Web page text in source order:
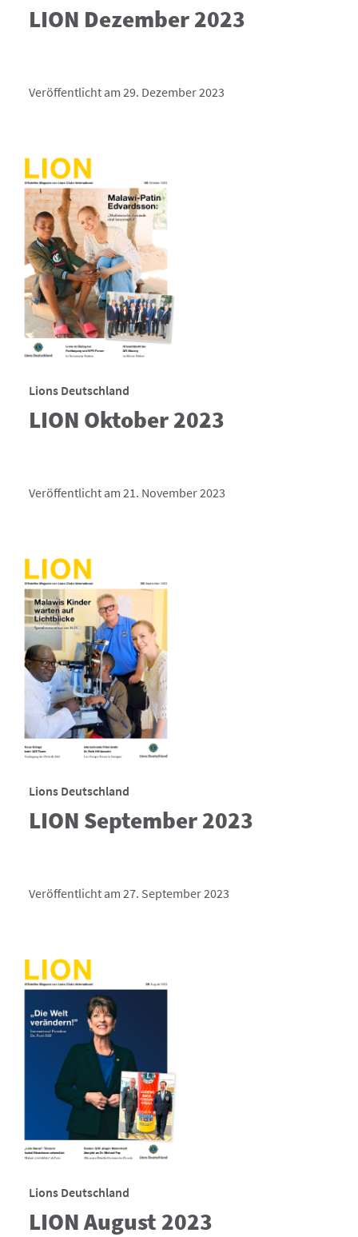
LION Dezember 2023
Veröffentlicht am 29. Dezember 2023
Lions Deutschland
LION Oktober 2023
Veröffentlicht am 21. November 2023
Lions Deutschland
LION September 2023
Veröffentlicht am 27. September 2023
Lions Deutschland
LION August 2023